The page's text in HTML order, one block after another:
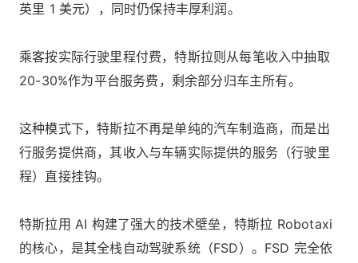
英里 1 美元），同时仍保持丰厚利润。
乘客按实际行驶里程付费，特斯拉则从每笔收入中抽取
20-30%作为平台服务费，剩余部分归车主所有。
这种模式下，特斯拉不再是单纯的汽车制造商，而是出
行服务提供商，其收入与车辆实际提供的服务（行驶里
程）直接挂钩。
特斯拉用 AI 构建了强大的技术壁垒，特斯拉 Robotaxi
的核心，是其全栈自动驾驶系统（FSD）。FSD 完全依